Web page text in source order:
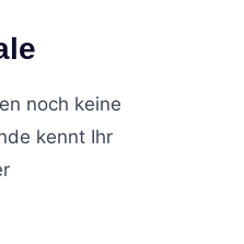
noch keine
kennt Ihr